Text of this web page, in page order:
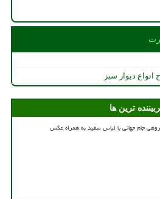
دیوار سبز
ترین ها
جام جهانی با لباس سفید به همراه عکس